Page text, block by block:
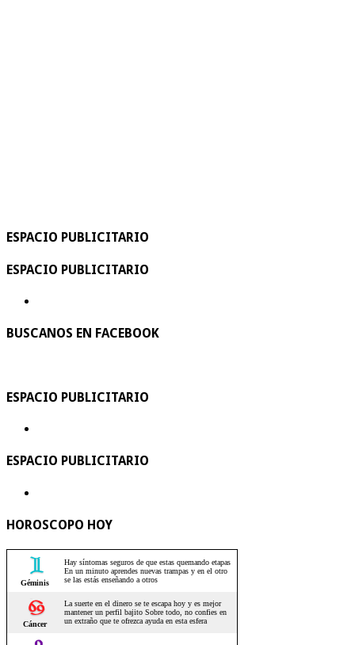
ESPACIO PUBLICITARIO
ESPACIO PUBLICITARIO
BUSCANOS EN FACEBOOK
ESPACIO PUBLICITARIO
ESPACIO PUBLICITARIO
HOROSCOPO HOY